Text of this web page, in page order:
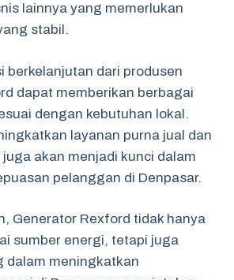
lainnya yang memerlukan
stabil.
berkelanjutan dari produsen
dapat memberikan berbagai
dengan kebutuhan lokal.
layanan purna jual dan
akan menjadi kunci dalam
pelanggan di Denpasar.
Generator Rexford tidak hanya
sumber energi, tetapi juga
dalam meningkatkan